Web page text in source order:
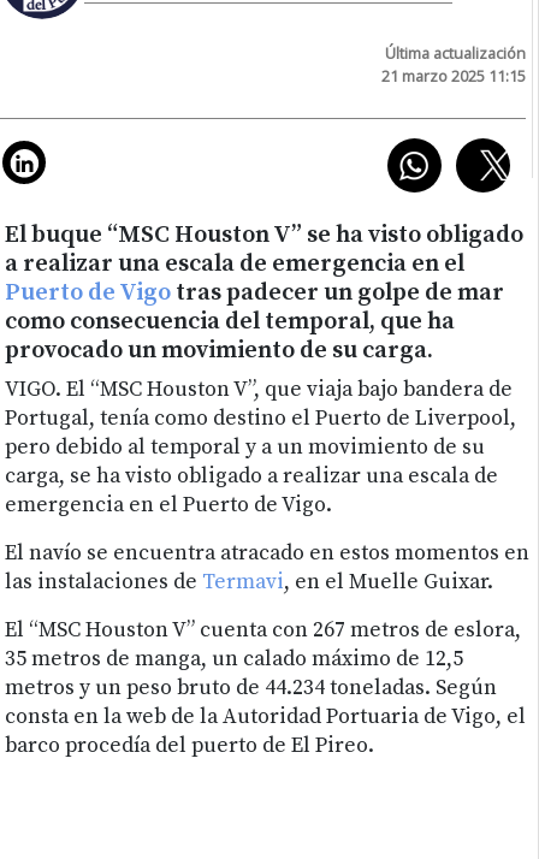
Última actualización
21 marzo 2025 11:15
El buque “MSC Houston V” se ha visto obligado
a realizar una escala de emergencia en el
Puerto de Vigo tras padecer un golpe de mar
como consecuencia del temporal, que ha
provocado un movimiento de su carga.
VIGO. El “MSC Houston V”, que viaja bajo bandera de
Portugal, tenía como destino el Puerto de Liverpool,
pero debido al temporal y a un movimiento de su
carga, se ha visto obligado a realizar una escala de
emergencia en el Puerto de Vigo.
El navío se encuentra atracado en estos momentos en
las instalaciones de Termavi, en el Muelle Guixar.
El “MSC Houston V” cuenta con 267 metros de eslora,
35 metros de manga, un calado máximo de 12,5
metros y un peso bruto de 44.234 toneladas. Según
consta en la web de la Autoridad Portuaria de Vigo, el
barco procedía del puerto de El Pireo.